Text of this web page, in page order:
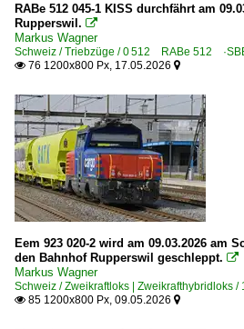
RABe 512 045-1 KISS durchfährt am
Rupperswil. 
Markus Wagner
Schweiz / Triebzüge / 0 512 RABe 512
 76 1200x800 Px, 17.05.2026 
Eem 923 020-2 wird am 09.03.2026 am
den Bahnhof Rupperswil geschleppt. 
Markus Wagner
Schweiz / Zweikraftloks | Zweikrafthybridloks
 85 1200x800 Px, 09.05.2026 